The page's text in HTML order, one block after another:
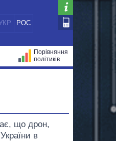
РОС
Порівняння
політиків
що дрон,
в